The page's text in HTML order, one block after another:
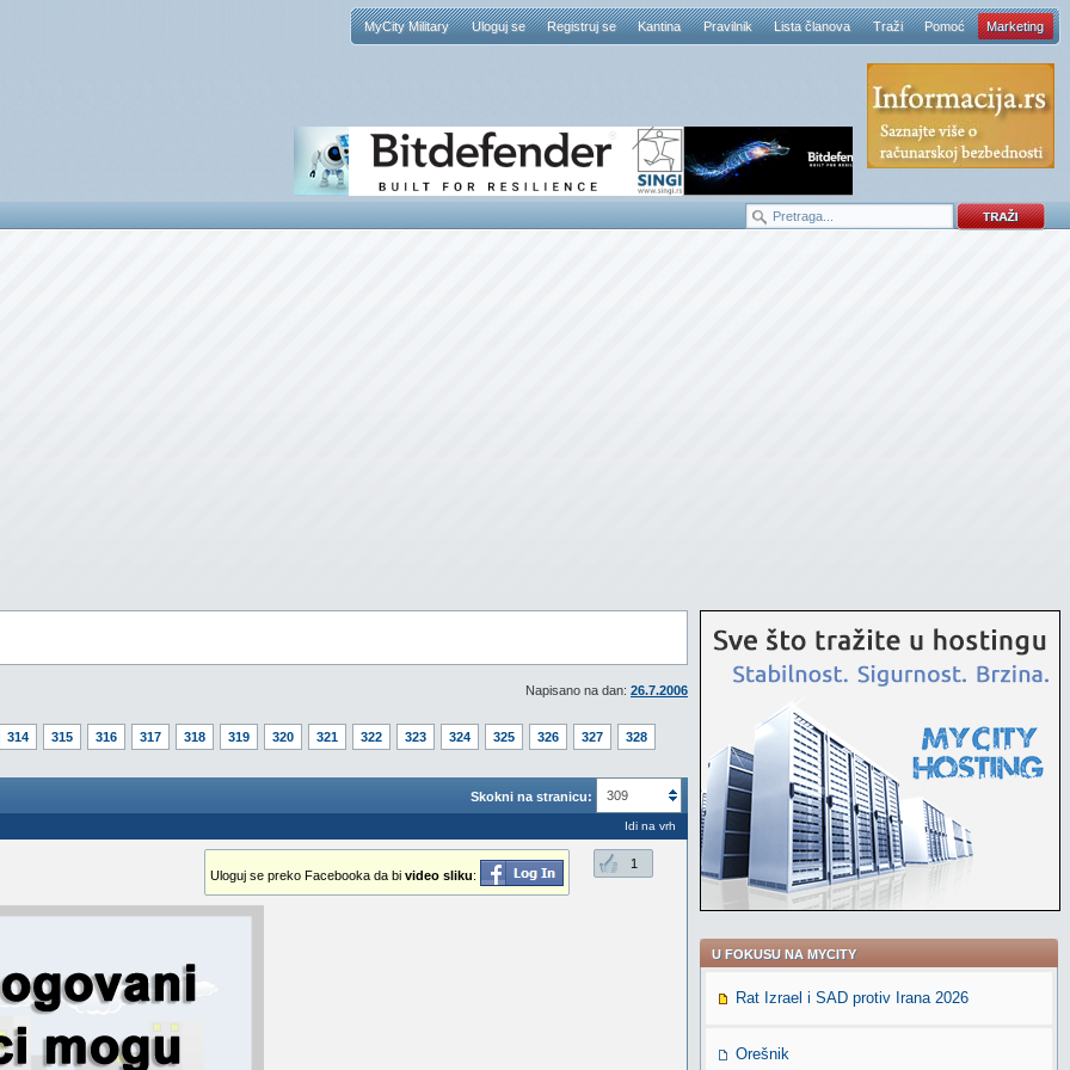
MyCity Military Uloguj se Registruj se Kantina Pravilnik Lista članova Traži Pomoć Marketing
Napisano na dan: 26.7.2006
314 315 316 317 318 319 320 321 322 323 324 325 326 327
328
Skokni na stranicu: 309
Idi na vrh
1
Uloguj se preko Facebooka da bi video sliku:
U FOKUSU NA MYCITY
Rat Izrael i SAD protiv Irana 2026
Orešnik